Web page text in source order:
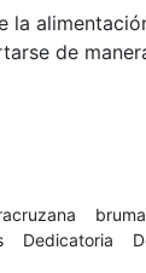
de
Dedicatoria